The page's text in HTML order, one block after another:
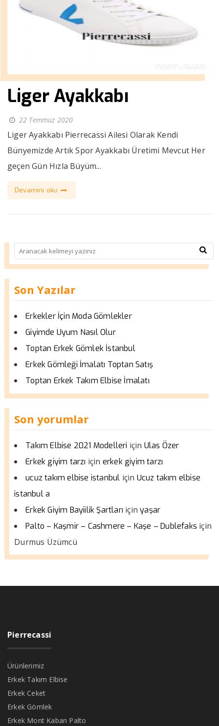
Liger Ayakkabı
22 Temmuz 2020
Liger Ayakkabı Pierrecassi Ailesi Olarak Kendi
Bünyemizde Artık Spor Ayakkabı Üretimi Mevcut Her
geçen Gün Hızla Büyüm...
Devamını oku
Son Yazılar
Erkekler İçin Moda Gömlekler
Giyimde Uyum Nasıl Olur
Toptan Erkek Gömlek İstanbul
Erkek Gömleği İmalatı Toptan Satış
Toptan Erkek Takım Elbise İmalatı
Son yorumlar
Takım Elbise 2021 Modelleri için Ulas Özer
Erkek giyim tarzı için erkek giyim tarzı
ucuz takım elbise istanbul için Ucuz takım elbise
istanbul a
Erkek Giyim Bayiilik Şartları içinyaşar
Palto – Kaşmir – Cashmere – Kaşe – Dublefaks için
Durmus Üzümcü
Pierrecassi
Ürünlerimiz
Erkek Takım Elbise
Erkek Ceket
Erkek Gömlek
Erkek Mont Kaban Palto